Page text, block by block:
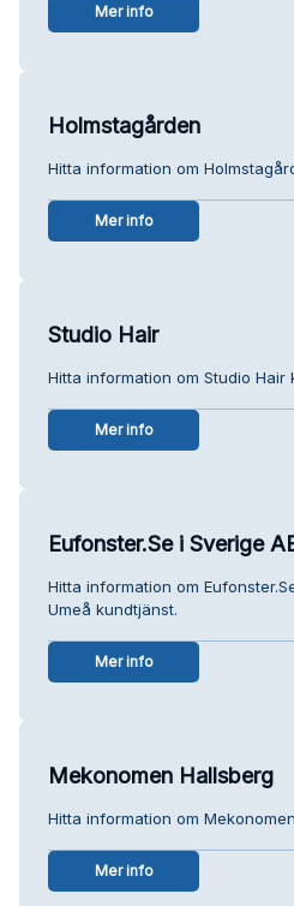
Mer info
Holmstagården
Hitta information om
Mer info
Studio Hair
Hitta information om Studio Hair
Mer info
Eufonster.Se i Sverige
Hitta information om
Umeå kundtjänst.
Mer info
Mekonomen Hallsberg
Hitta information om
Mer info